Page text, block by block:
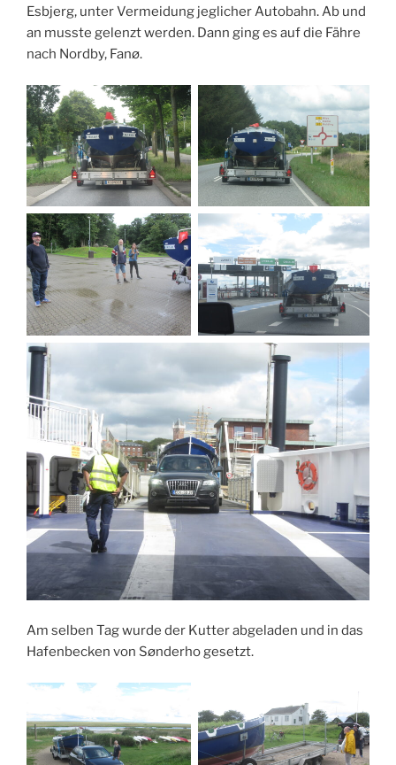
Esbjerg, unter Vermeidung jeglicher Autobahn. Ab und
an musste gelenzt werden. Dann ging es auf die Fähre
nach Nordby, Fanø.
Am selben Tag wurde der Kutter abgeladen und in das
Hafenbecken von Sønderho gesetzt.